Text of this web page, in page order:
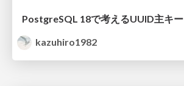
PostgreSQL 18で考えるUUID主キー
kazuhiro1982